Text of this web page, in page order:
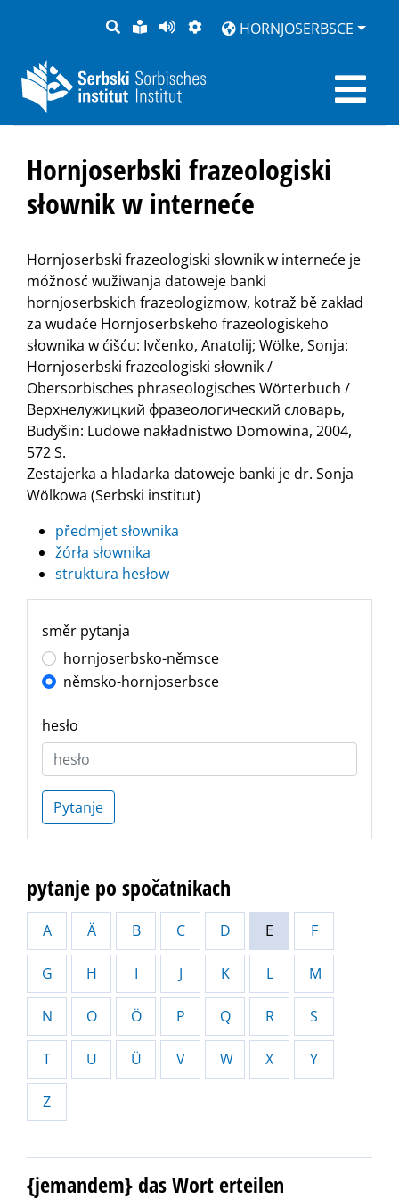
PYTANJE
LOCHKA
RĚČ
STRONU
PŘEDČITAĆ
ZWOBRAZNJENJE
HORNJOSERBSCE
Hornjoserbski frazeologiski
słownik w interneće
Hornjoserbski frazeologiski słownik w interneće je
móžnosć wužiwanja datoweje banki
hornjoserbskich frazeologizmow, kotraž bě zakład
za wudaće Hornjoserbskeho frazeologiskeho
słownika w ćišću: Ivčenko, Anatolij; Wölke, Sonja:
Hornjoserbski frazeologiski słownik /
Obersorbisches phraseologisches Wörterbuch /
Верхнелужицкий фразеологический словарь,
Budyšin: Ludowe nakładnistwo Domowina, 2004,
572 S.
Zestajerka a hladarka datoweje banki je dr. Sonja
Wölkowa (Serbski institut)
předmjet słownika
žórła słownika
struktura hesłow
směr pytanja
hornjoserbsko-němsce
němsko-hornjoserbsce
hesło
Pytanje
pytanje po spočatnikach
A Ä B C D E F
G H I J K L M
N O Ö P Q R S
T U Ü V W X Y
Z
{jemandem} das Wort erteilen